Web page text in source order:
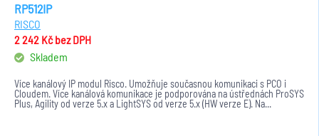
RP512IP
RISCO
2 242 Kčbez DPH
Skladem
Více kanálový IP modul Risco. Umožňuje současnou komunikaci s PCO i
Cloudem. Více kanálová komunikace je podporována na ústřednách ProSYS
Plus, Agility od verze 5.x a LightSYS od verze 5.x (HW verze E). Na...